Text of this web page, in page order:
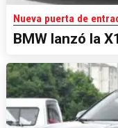
Nueva puerta de
BMW lanzó la